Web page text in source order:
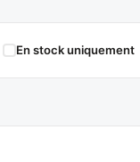
En stock uniquement